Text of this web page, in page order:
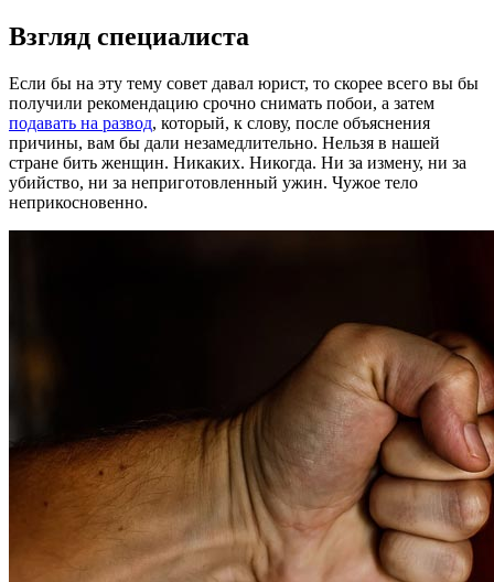
Взгляд специалиста
Если бы на эту тему совет давал юрист, то скорее всего вы бы
получили рекомендацию срочно снимать побои, а затем
подавать на развод, который, к слову, после объяснения
причины, вам бы дали незамедлительно. Нельзя в нашей
стране бить женщин. Никаких. Никогда. Ни за измену, ни за
убийство, ни за неприготовленный ужин. Чужое тело
неприкосновенно.